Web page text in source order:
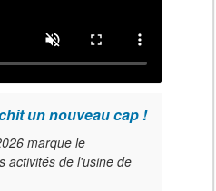
un nouveau cap !
marque le
activités de l'usine de